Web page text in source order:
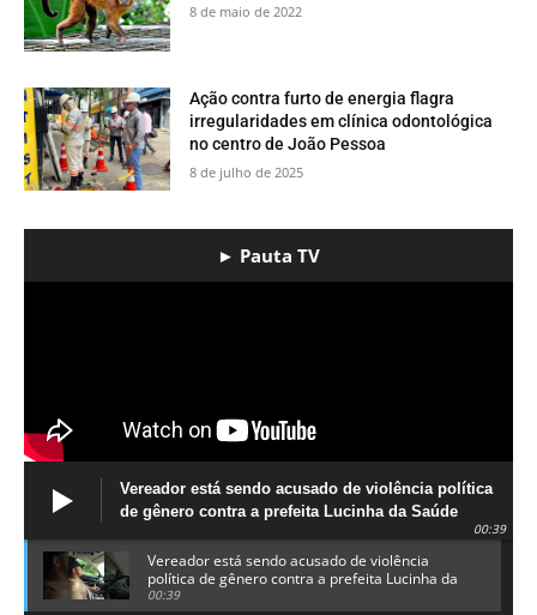
8 de maio de 2022
Ação contra furto de energia flagra
irregularidades em clínica odontológica
no centro de João Pessoa
8 de julho de 2025
► Pauta TV
Vereador está sendo acusado de violência política
de gênero contra a prefeita Lucinha da Saúde
00:39
Vereador está sendo acusado de violência
política de gênero contra a prefeita Lucinha da
Saúde
00:39